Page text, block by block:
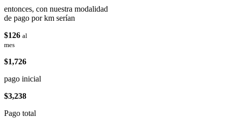
entonces, con nuestra modalidad
de pago por km serían
$126 al
mes
$1,726
pago inicial
$3,238
Pago total